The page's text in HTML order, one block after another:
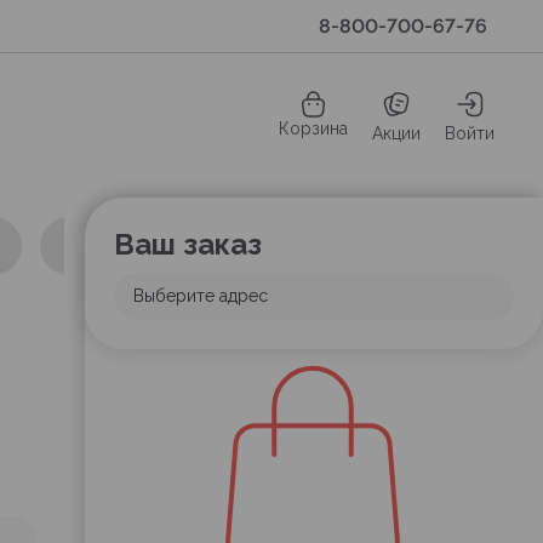
8-800-700-67-76
Корзина Акции Войти
Ваш заказ
Выберите адрес